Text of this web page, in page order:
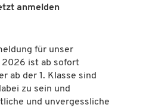
anmelden
für unser
2026 ist ab sofort
ab der 1. Klasse sind
zu sein und
und unvergessliche